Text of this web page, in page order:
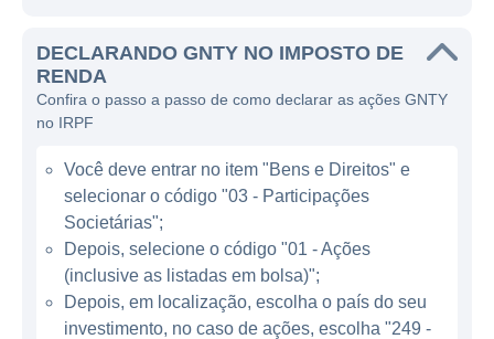
principalmente pela sua atuação no setor
bancário, oferecendo uma variedade de
produtos e serviços que atendem desde
Entre os principais serviços estão contas
correntes e de poupança, empréstimos
pessoais, financiamentos imobiliários, crédito
comercial e soluções de gestão de caixa. A
empresa também se envolve em atividades
de investimento e possui uma linha de
DECLARANDO GNTY NO IMPOSTO DE
RENDA
Confira o passo a passo de como declarar as ações GNTY
no IRPF
Você deve entrar no item "Bens e Direitos" e
selecionar o código "03 - Participações
Societárias";
Depois, selecione o código "01 - Ações
(inclusive as listadas em bolsa)";
Depois, em localização, escolha o país do seu
investimento, no caso de ações, escolha "249 -